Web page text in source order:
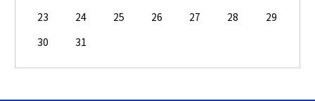
23
24 25 26 27 28
29
30
31